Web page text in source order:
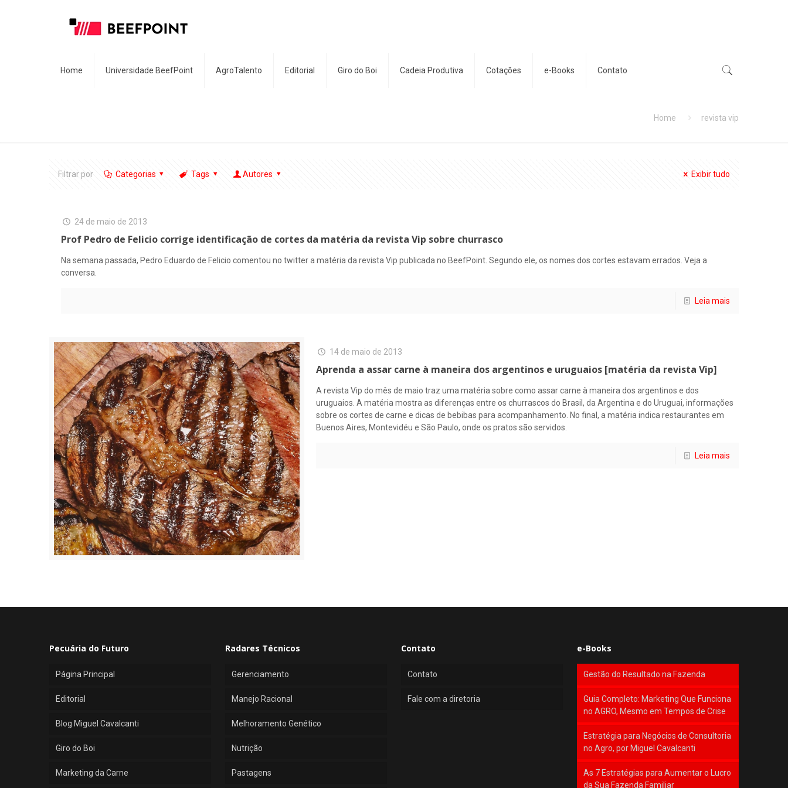
Home Universidade BeefPoint AgroTalento Editorial Giro do Boi Cadeia Produtiva Cotações e-Books Contato
Home revista vip
Filtrar por Categorias Tags Autores Exibir tudo
24 de maio de 2013
Prof Pedro de Felicio corrige identificação de cortes da matéria da revista Vip sobre churrasco
Na semana passada, Pedro Eduardo de Felicio comentou no twitter a matéria da revista Vip publicada no BeefPoint. Segundo ele, os nomes dos cortes estavam errados. Veja a
conversa.
Leia mais
14 de maio de 2013
Aprenda a assar carne à maneira dos argentinos e uruguaios [matéria da revista Vip]
A revista Vip do mês de maio traz uma matéria sobre como assar carne à maneira dos argentinos e dos
uruguaios. A matéria mostra as diferenças entre os churrascos do Brasil, da Argentina e do Uruguai, informações
sobre os cortes de carne e dicas de bebibas para acompanhamento. No final, a matéria indica restaurantes em
Buenos Aires, Montevidéu e São Paulo, onde os pratos são servidos.
Leia mais
Pecuária do Futuro
Página Principal
Editorial
Blog Miguel Cavalcanti
Giro do Boi
Marketing da Carne
Radares Técnicos
Gerenciamento
Manejo Racional
Melhoramento Genético
Nutrição
Pastagens
Contato
Contato
Fale com a diretoria
e-Books
Gestão do Resultado na Fazenda
Guia Completo: Marketing Que Funciona
no AGRO, Mesmo em Tempos de Crise
Estratégia para Negócios de Consultoria
no Agro, por Miguel Cavalcanti
As 7 Estratégias para Aumentar o Lucro
da Sua Fazenda Familiar